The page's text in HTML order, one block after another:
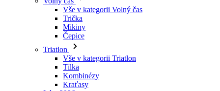
Triatlon
Vše v kategorii Triatlon
Tílka
Kombinézy
Kraťasy
Léto 2026
Týmové repliky
Speciální edice
Doprodej
Dárkové poukazy